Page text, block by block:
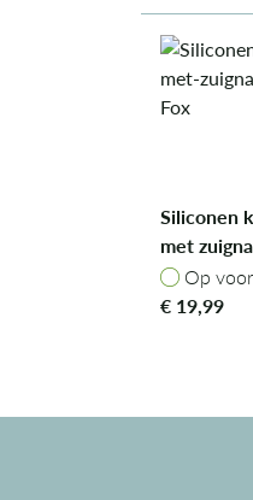
Siliconen
met
FoxOp
Op
€ 19,99